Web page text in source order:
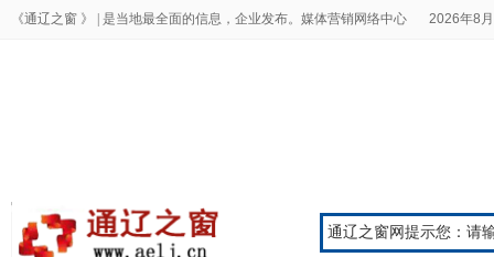
《通辽之窗 》 | 是当地最全面的信息，企业发布。媒体营销网络中心 2026年8